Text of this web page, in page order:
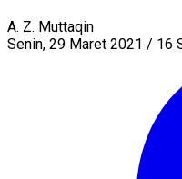
A. Z. Muttaqin
Senin, 29 Maret 2021 / 16